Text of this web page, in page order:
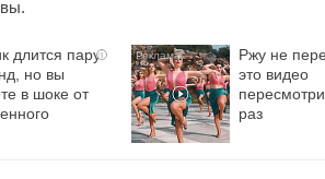
i
длится пару
но вы
в шоке от
Ржу не
это видео
раз